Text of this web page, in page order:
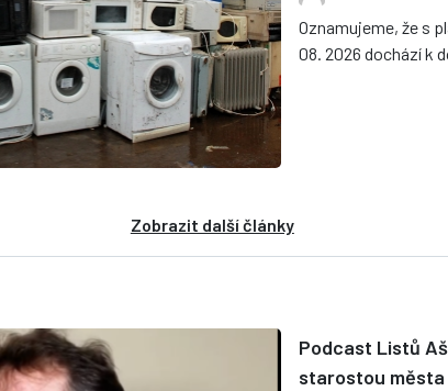
Oznamujeme, že s
08. 2026 dochází k
Zobrazit další články
Podcast Listů
starostou města